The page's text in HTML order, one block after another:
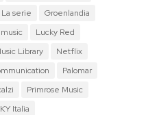
serie
Groenlandia
Lucky Red
Library
Netflix
Palomar
Primrose Music
Italia